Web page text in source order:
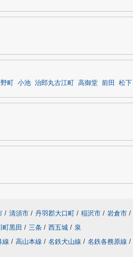
町 小池 治郎丸古江町 高御堂 前田 松下
/ 清須市 / 丹羽郡大口町 / 稲沢市 / 岩倉市 /
町黒田 / 三条 / 西五城 / 泉
線 / 高山本線 / 名鉄犬山線 / 名鉄各務原線 /